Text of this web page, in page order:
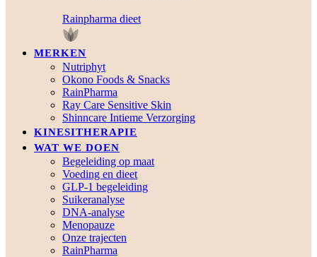
Rainpharma dieet
MERKEN
Nutriphyt
Okono Foods & Snacks
RainPharma
Ray Care Sensitive Skin
Shinncare Intieme Verzorging
KINESITHERAPIE
WAT WE DOEN
Begeleiding op maat
Voeding en dieet
GLP-1 begeleiding
Suikeranalyse
DNA-analyse
Menopauze
Onze trajecten
RainPharma